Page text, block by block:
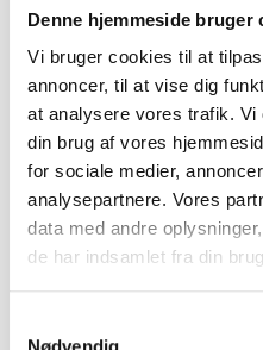
Denne hjemmeside bruger
Vi bruger cookies til at
annoncer, til at vise dig
at analysere vores trafik. Vi
din brug af vores
for sociale medier,
analysepartnere. Vores
data med andre
de har indsamlet fra din
Nødvendig
RELATEREDE VARER